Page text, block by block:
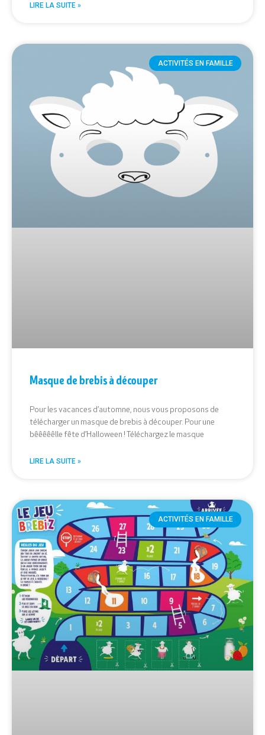
LIRE LA SUITE »
ACTIVITÉS EN FAMILLE
Masque de brebis à découper
Pour les vacances d’automne, nous vous proposons de
télécharger un masque de brebis à découper. Pour une
bêêêêêlle fête d’Halloween ! Téléchargez le masque
LIRE LA SUITE »
ACTIVITÉS EN FAMILLE